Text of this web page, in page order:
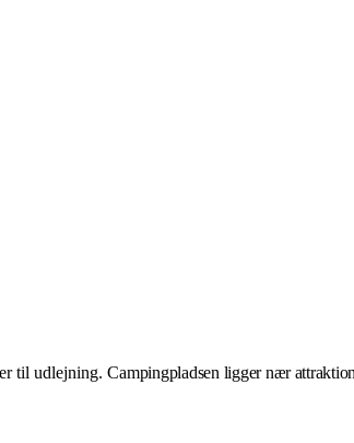
til udlejning.Campingpladsen ligger nær